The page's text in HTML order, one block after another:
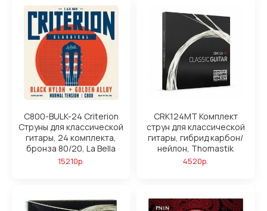
C800-BULK-24 Criterion
Струны для классической
гитары, 24 комплекта,
бронза 80/20, La Bella
15210р.
CRK124MT Комплект
струн для классической
гитары, гибрид карбон/
нейлон, Thomastik
4520р.